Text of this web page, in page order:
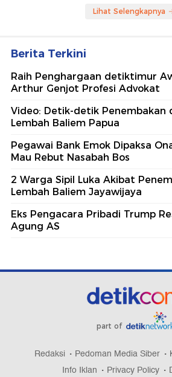
Lihat Selengkapnya
Berita Terkini
Raih Penghargaan detiktimur
Arthur Genjot Profesi Advokat
Video: Detik-detik Penembakan
Lembah Baliem Papua
Pegawai Bank Emok Dipaksa
Mau Rebut Nasabah Bos
2 Warga Sipil Luka Akibat
Lembah Baliem Jayawijaya
Eks Pengacara Pribadi Trump
Agung AS
part of
Redaksi Pedoman Media Siber
Info Iklan
Privacy Policy